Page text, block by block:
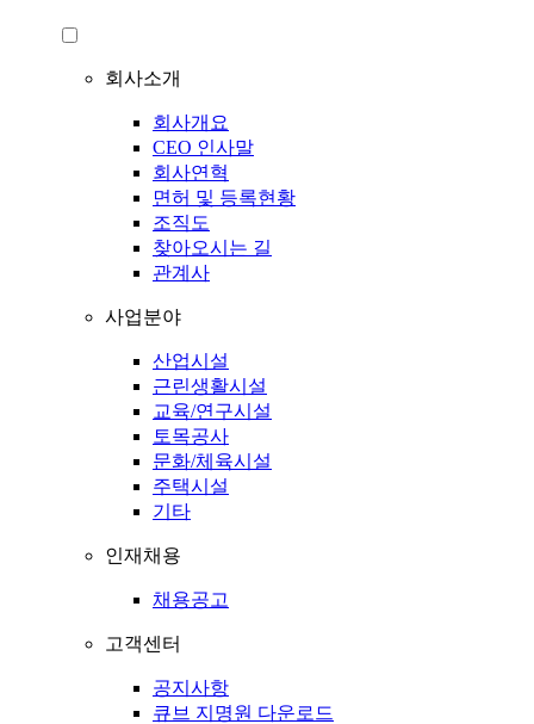
회사소개
회사개요
CEO 인사말
회사연혁
면허 및 등록현황
조직도
찾아오시는 길
관계사
사업분야
산업시설
근린생활시설
교육/연구시설
토목공사
문화/체육시설
주택시설
기타
인재채용
채용공고
고객센터
공지사항
큐브 지명원 다운로드